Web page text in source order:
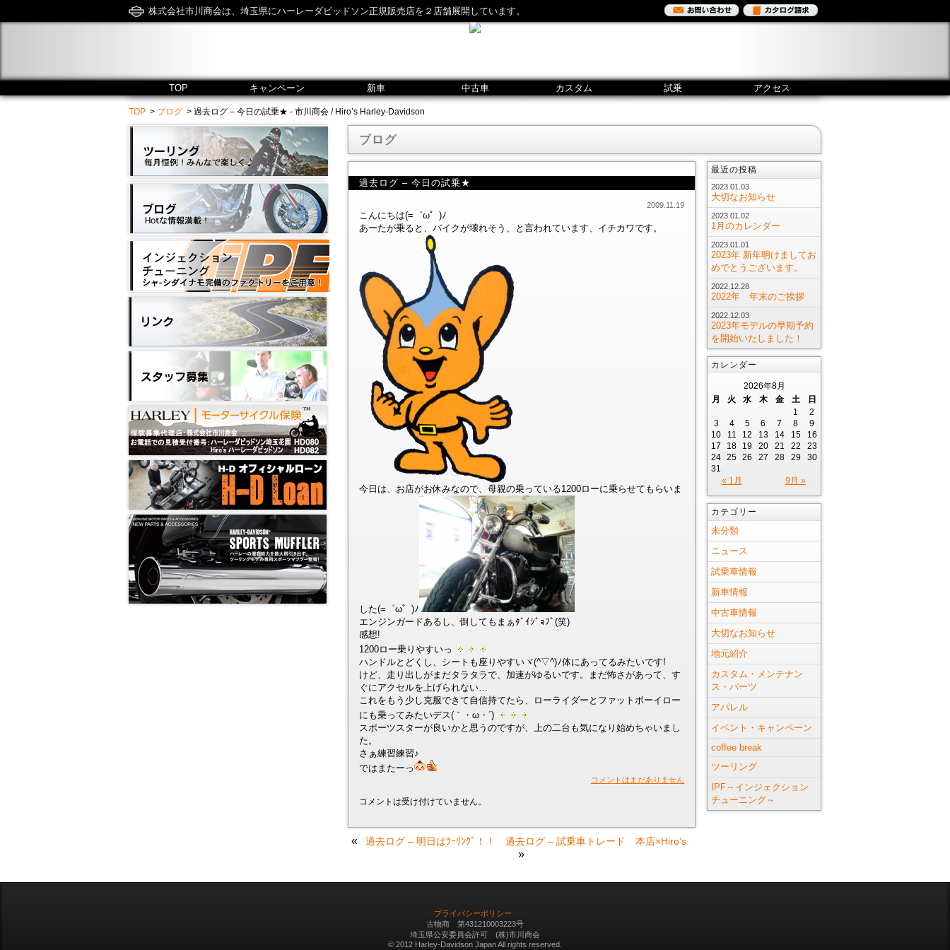
株式会社市川商会は、埼玉県にハーレーダビッドソン正規販売店を２店舗展開しています。
TOP キャンペーン 新車 中古車 カスタム 試乗 アクセス
TOP > ブログ > 過去ログ – 今日の試乗★ - 市川商会 / Hiro’s Harley-Davidson
ブログ
過去ログ – 今日の試乗★
2009.11.19
こんにちは(=゜ω゜)ﾉ
あーたが乗ると、バイクが壊れそう、と言われています、イチカワです。
今日は、お店がお休みなので、母親の乗っている1200ローに乗らせてもらいま
した(=゜ω゜)ﾉ
エンジンガードあるし、倒してもまぁﾀﾞｲｼﾞｮﾌﾞ(笑)
感想!
1200ロー乗りやすいっ
ハンドルとどくし、シートも座りやすいヾ(^▽^)ﾉ体にあってるみたいです!
けど、走り出しがまだタラタラで、加速がゆるいです。まだ怖さがあって、す
ぐにアクセルを上げられない…
これをもう少し克服できて自信持てたら、ローライダーとファットボーイロー
にも乗ってみたいデス(｀・ω・´)
スポーツスターが良いかと思うのですが、上の二台も気になり始めちゃいまし
た。
さぁ練習練習♪
ではまたーっ
コメントはまだありません
コメントは受け付けていません。
« 過去ログ – 明日はﾂｰﾘﾝｸﾞ！！ 過去ログ – 試乗車トレード 本店×Hiro’s
»
最近の投稿
2023.01.03
大切なお知らせ
2023.01.02
1月のカレンダー
2023.01.01
2023年 新年明けましてお
めでとうございます。
2022.12.28
2022年 年末のご挨拶
2022.12.03
2023年モデルの早期予約
を開始いたしました！
カレンダー
2026年8月
月
火 水 木 金 土 日
« 1月 9月 »
1
2
3
4 5 6 7 8
9
10
11 12 13 14 15
16
17
18 19 20 21 22
23
24 25 26 27 28 29
30
31
カテゴリー
未分類
ニュース
試乗車情報
新車情報
中古車情報
大切なお知らせ
地元紹介
カスタム・メンテナン
ス・パーツ
アパレル
イベント・キャンペーン
coffee break
ツーリング
IPF～インジェクション
チューニング～
プライバシーポリシー
古物商 第431210003223号
埼玉県公安委員会許可 (株)市川商会
© 2012 Harley-Davidson Japan All rights reserved.